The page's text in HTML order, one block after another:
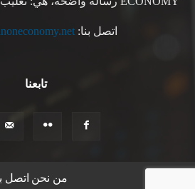
اتصل بنا:
تابعنا
من نحن اتصل